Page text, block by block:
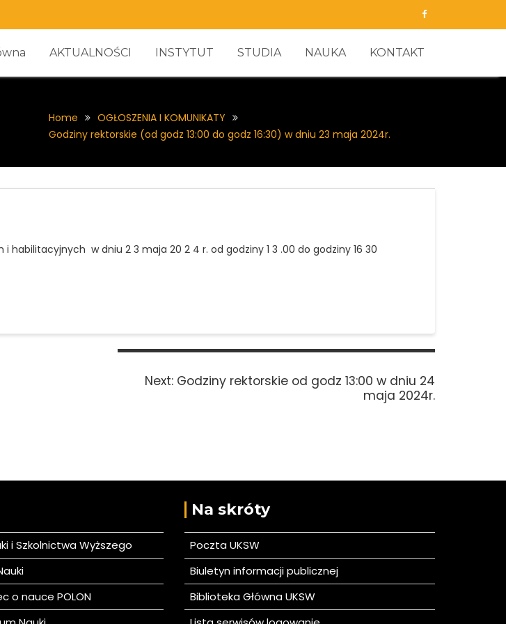
AKTUALNOŚCI INSTYTUT STUDIA NAUKA KONTAKT
Home
OGŁOSZENIA I KOMUNIKATY
Godziny rektorskie (od godz 13:00 do godz 16:30) w dniu 23 maja 2024r.
w dniu 2 3 maja 20 2 4 r. od godziny 1 3 .00 do godziny 16 30
Next: Next
Godziny rektorskie od godz 13:00 w dniu 24
maja 2024r.
i Szkolnictwa Wyższego
o nauce POLON
Na skróty
Poczta UKSW
Biuletyn informacji publicznej
Biblioteka Główna UKSW